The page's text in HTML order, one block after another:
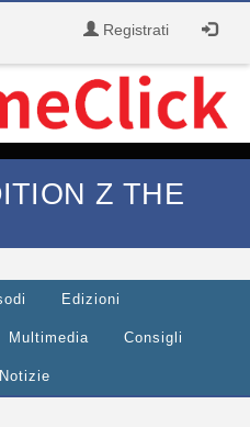
Registrati
Z THE
Edizioni
Multimedia Consigli
Notizie